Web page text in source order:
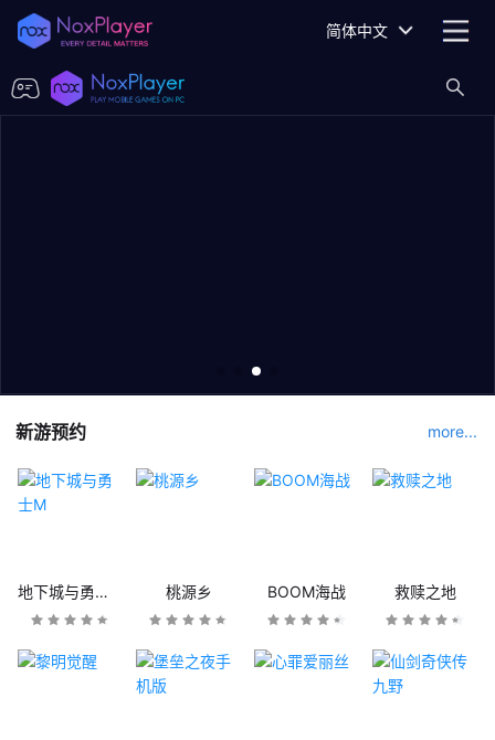
简体中文
新游预约 more...
地下城与勇士M 桃源乡 BOOM海战 救赎之地